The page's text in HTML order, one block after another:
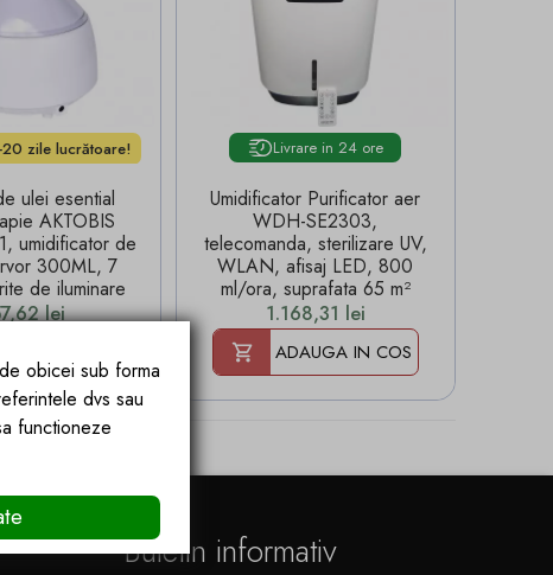
zile lucrătoare!
ulei esential
AKTOBIS
umidificator de
300ML, 7
de iluminare
lei
Livrare in 24 ore
Umidificator Purificator aer
WDH-SE2303,
telecomanda, sterilizare UV,
WLAN, afisaj LED, 800
ml/ora, suprafata 65 m²
Pret
1.168,31 lei
ADAUGA IN COS
Buletin informativ
obicei sub forma
dvs sau
functioneze